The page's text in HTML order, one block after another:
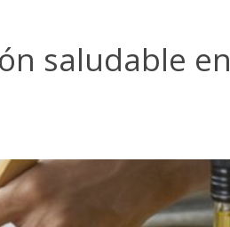
saludable en